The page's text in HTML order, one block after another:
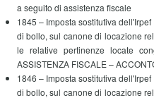
a seguito di assistenza fiscale
1845 – Imposta sostitutiva
di bollo, sul canone di locazione
le relative pertinenze locate
ASSISTENZA FISCALE –
1846 – Imposta sostitutiva
di bollo, sul canone di locazione